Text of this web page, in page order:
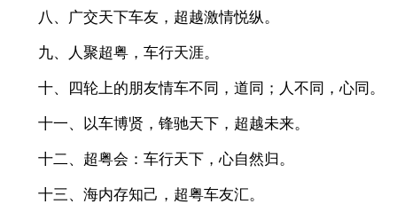
八、广交天下车友，超越激情悦纵。
九、人聚超粤，车行天涯。
十、四轮上的朋友情车不同，道同；人不同，心同。
十一、以车博贤，锋驰天下，超越未来。
十二、超粤会：车行天下，心自然归。
十三、海内存知己，超粤车友汇。